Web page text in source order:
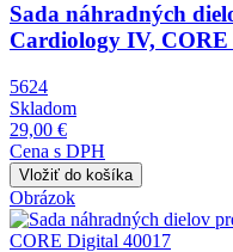
Sada náhradných
Cardiology IV, CORE
5624
Skladom
29,00 €
Cena s DPH
Obrázok